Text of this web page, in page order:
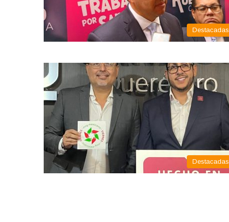
Destacadas
Destacadas